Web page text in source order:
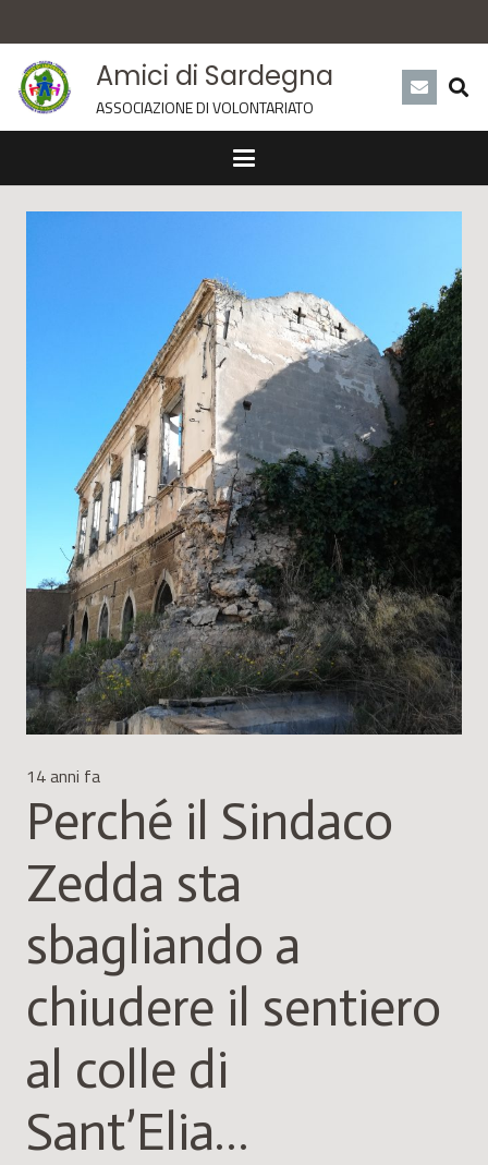
Amici di Sardegna
ASSOCIAZIONE DI VOLONTARIATO
14 anni fa
Perché il Sindaco
Zedda sta
sbagliando a
chiudere il sentiero
al colle di
Sant’Elia…